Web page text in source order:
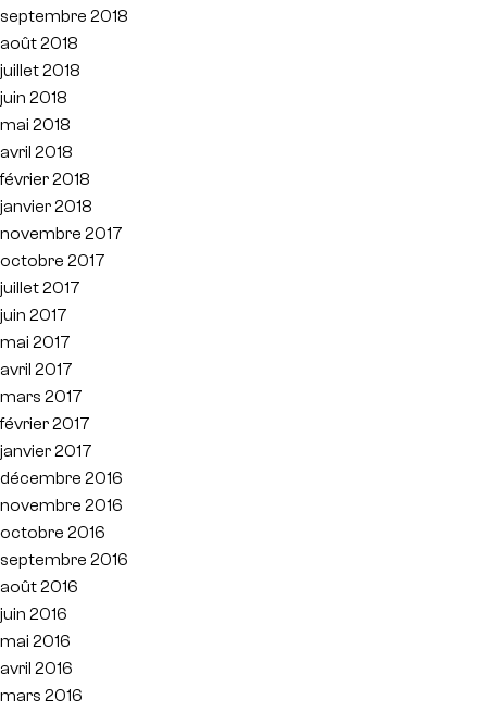
septembre 2018
août 2018
juillet 2018
juin 2018
mai 2018
avril 2018
février 2018
janvier 2018
novembre 2017
octobre 2017
juillet 2017
juin 2017
mai 2017
avril 2017
mars 2017
février 2017
janvier 2017
décembre 2016
novembre 2016
octobre 2016
septembre 2016
août 2016
juin 2016
mai 2016
avril 2016
mars 2016